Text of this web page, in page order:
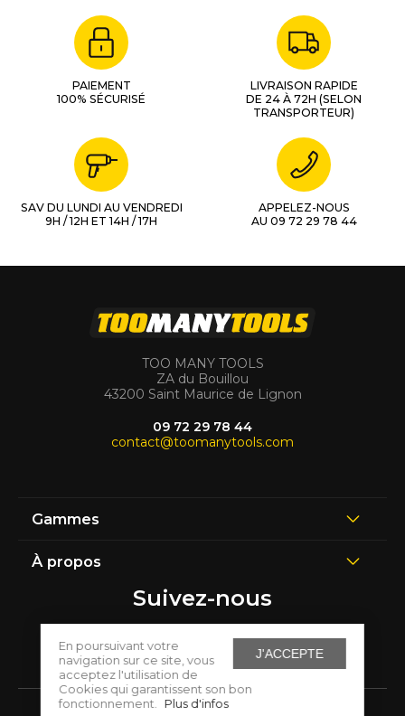
J'ACCEPTE
En poursuivant votre
navigation sur ce site, vous
acceptez l'utilisation de
Cookies qui garantissent son bon
fonctionnement.
Plus d'infos
PAIEMENT
100% SÉCURISÉ
LIVRAISON RAPIDE
DE 24 À 72H (SELON
TRANSPORTEUR)
SAV DU LUNDI AU VENDREDI
9H / 12H ET 14H / 17H
APPELEZ-NOUS
AU 09 72 29 78 44
TOO MANY TOOLS
ZA du Bouillou
43200 Saint Maurice de Lignon
09 72 29 78 44
contact@toomanytools.com
Gammes
À propos
Suivez-nous